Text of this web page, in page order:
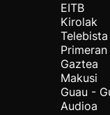
EITB
Kirolak
Primeran
Gaztea
Makusi
Guau -
Audioa